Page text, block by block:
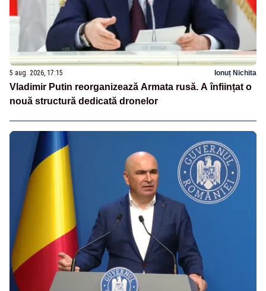
5 aug. 2026, 17:15 Ionuț Nichita
Vladimir Putin reorganizează Armata rusă. A înființat o
nouă structură dedicată dronelor